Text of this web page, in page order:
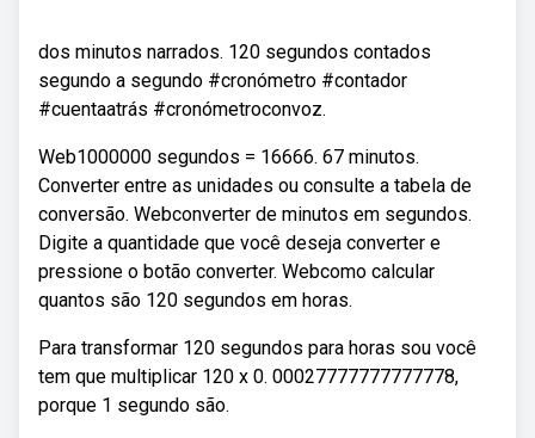
dos minutos narrados. 120 segundos contados
segundo a segundo #cronómetro #contador
#cuentaatrás #cronómetroconvoz.
Web1000000 segundos = 16666. 67 minutos.
Converter entre as unidades ou consulte a tabela de
conversão. Webconverter de minutos em segundos.
Digite a quantidade que você deseja converter e
pressione o botão converter. Webcomo calcular
quantos são 120 segundos em horas.
Para transformar 120 segundos para horas sou você
tem que multiplicar 120 x 0. 00027777777777778,
porque 1 segundo são.